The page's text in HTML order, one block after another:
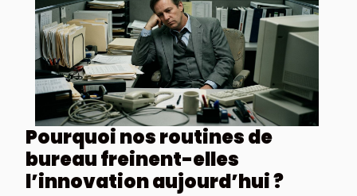
Pourquoi nos routines de
bureau freinent-elles
l’innovation aujourd’hui ?